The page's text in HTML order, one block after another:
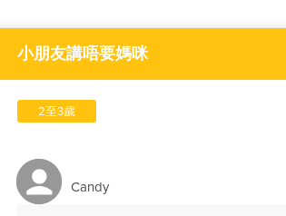
小朋友講唔要媽咪
2至3歲
Candy